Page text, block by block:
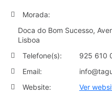
Morada:
Doca do Bom Sucesso,
Lisboa
Telefone(s):
925 610
Email:
Website:
Ver